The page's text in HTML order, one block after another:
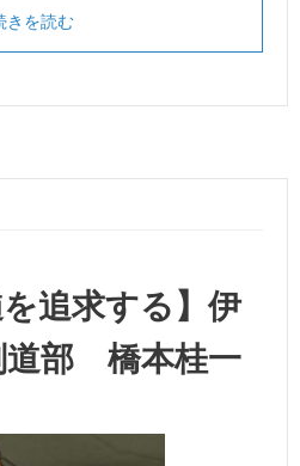
きを読む
を追求する】伊
道部 橋本桂一